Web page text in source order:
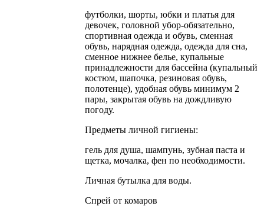
футболки, шорты, юбки и платья для
девочек, головной убор-обязательно,
спортивная одежда и обувь, сменная
обувь, нарядная одежда, одежда для сна,
сменное нижнее белье, купальные
принадлежности для бассейна (купальный
костюм, шапочка, резиновая обувь,
полотенце), удобная обувь минимум 2
пары, закрытая обувь на дождливую
погоду.
Предметы личной гигиены:
гель для душа, шампунь, зубная паста и
щетка, мочалка, фен по необходимости.
Личная бутылка для воды.
Спрей от комаров